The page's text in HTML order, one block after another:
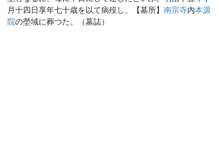
月十四日享年七十歳を以て病歿し、【墓所】 南宗寺内本源
院の塋域に葬つた。（墓誌）